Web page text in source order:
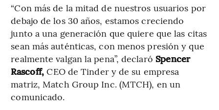
“Con más de la mitad de nuestros usuarios por
debajo de los 30 años, estamos creciendo
junto a una generación que quiere que las citas
sean más auténticas, con menos presión y que
realmente valgan la pena”, declaró Spencer
Rascoff, CEO de Tinder y de su empresa
matriz, Match Group Inc. (MTCH), en un
comunicado.